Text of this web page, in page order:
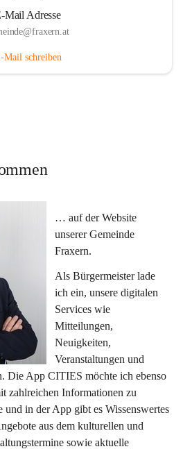
Mail Adresse
Mail schreiben
… auf der Website
unserer Gemeinde
Fraxern.
Als Bürgermeister lade
ich ein, unsere digitalen
Services wie
Mitteilungen,
Neuigkeiten,
Veranstaltungen und
Die App CITIES möchte ich ebenso
zahlreichen Informationen zu
und in der App gibt es Wissenswertes
aus dem kulturellen und
sowie aktuelle